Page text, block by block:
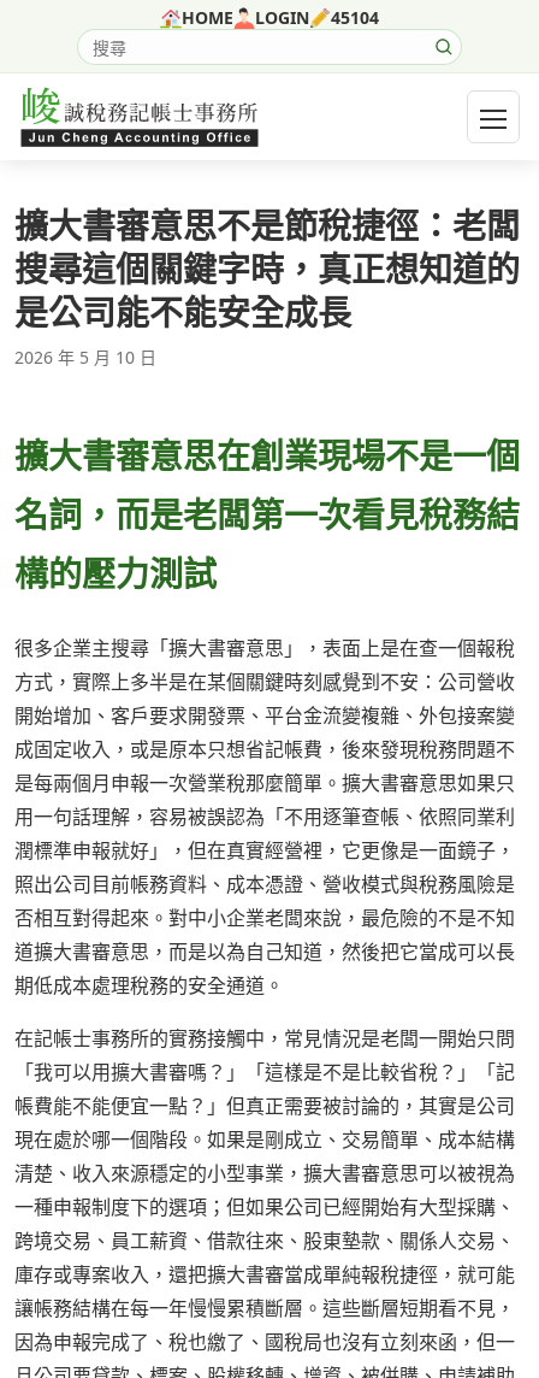
HOME LOGIN 45104
搜尋網站內容
開啟
擴大書審意思不是節稅捷徑：老闆
搜尋這個關鍵字時，真正想知道的
是公司能不能安全成長
2026 年 5 月 10 日
擴大書審意思在創業現場不是一個
名詞，而是老闆第一次看見稅務結
構的壓力測試
很多企業主搜尋「擴大書審意思」，表面上是在查一個報稅
方式，實際上多半是在某個關鍵時刻感覺到不安：公司營收
開始增加、客戶要求開發票、平台金流變複雜、外包接案變
成固定收入，或是原本只想省記帳費，後來發現稅務問題不
是每兩個月申報一次營業稅那麼簡單。擴大書審意思如果只
用一句話理解，容易被誤認為「不用逐筆查帳、依照同業利
潤標準申報就好」，但在真實經營裡，它更像是一面鏡子，
照出公司目前帳務資料、成本憑證、營收模式與稅務風險是
否相互對得起來。對中小企業老闆來說，最危險的不是不知
道擴大書審意思，而是以為自己知道，然後把它當成可以長
期低成本處理稅務的安全通道。
在記帳士事務所的實務接觸中，常見情況是老闆一開始只問
「我可以用擴大書審嗎？」「這樣是不是比較省稅？」「記
帳費能不能便宜一點？」但真正需要被討論的，其實是公司
現在處於哪一個階段。如果是剛成立、交易簡單、成本結構
清楚、收入來源穩定的小型事業，擴大書審意思可以被視為
一種申報制度下的選項；但如果公司已經開始有大型採購、
跨境交易、員工薪資、借款往來、股東墊款、關係人交易、
庫存或專案收入，還把擴大書審當成單純報稅捷徑，就可能
讓帳務結構在每一年慢慢累積斷層。這些斷層短期看不見，
因為申報完成了、稅也繳了、國稅局也沒有立刻來函，但一